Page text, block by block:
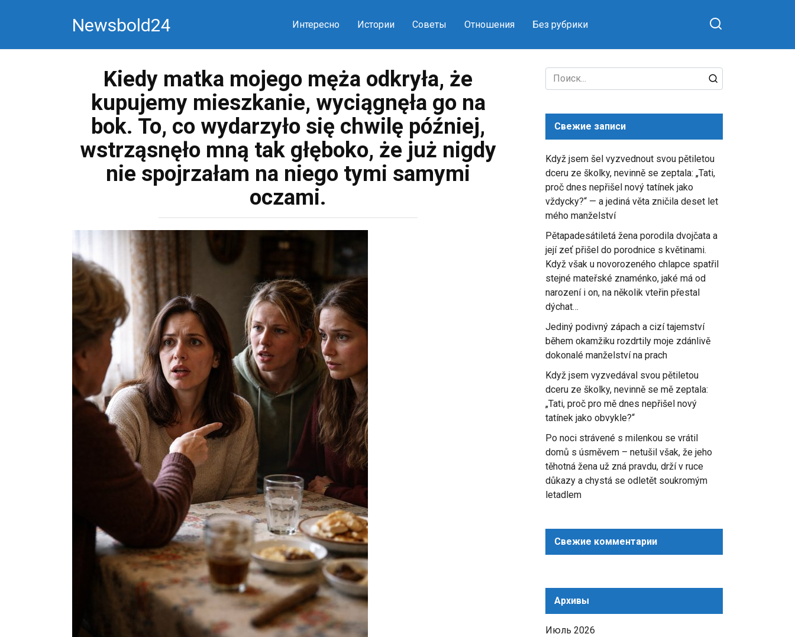
Newsbold24 Интересно Истории Советы Отношения Без рубрики
Kiedy matka mojego męża odkryła, że
kupujemy mieszkanie, wyciągnęła go na
bok. To, co wydarzyło się chwilę później,
wstrząsnęło mną tak głęboko, że już nigdy
nie spojrzałam na niego tymi samymi
oczami.
Search
for:
Свежие записи
Když jsem šel vyzvednout svou pětiletou
dceru ze školky, nevinně se zeptala: „Tati,
proč dnes nepřišel nový tatínek jako
vždycky?“ — a jediná věta zničila deset let
mého manželství
Pětapadesátiletá žena porodila dvojčata a
její zeť přišel do porodnice s květinami.
Když však u novorozeného chlapce spatřil
stejné mateřské znaménko, jaké má od
narození i on, na několik vteřin přestal
dýchat…
Jediný podivný zápach a cizí tajemství
během okamžiku rozdrtily moje zdánlivě
dokonalé manželství na prach
Když jsem vyzvedával svou pětiletou
dceru ze školky, nevinně se mě zeptala:
„Tati, proč pro mě dnes nepřišel nový
tatínek jako obvykle?“
Po noci strávené s milenkou se vrátil
domů s úsměvem – netušil však, že jeho
těhotná žena už zná pravdu, drží v ruce
důkazy a chystá se odletět soukromým
letadlem
Свежие комментарии
Архивы
Июль 2026